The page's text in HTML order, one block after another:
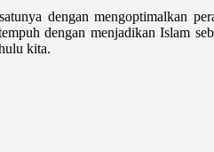
dengan mengoptimalkan
dengan menjadikan Islam
kita.